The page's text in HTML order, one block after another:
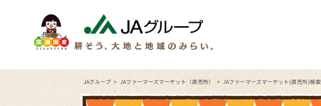
JAグループ JAファーマーズマーケット（直売所） JAファーマーズマーケット(直売所)検索